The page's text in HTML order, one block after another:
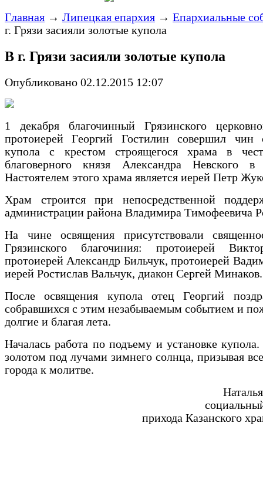
Главная → Липецкая епархия → Епархиальные
г. Грязи засияли золотые купола
В г. Грязи засияли золотые купола
Опубликовано 02.12.2015 12:07
1 декабря благочинный Грязинского
протоиерей Георгий Гостилин совершил чин
купола с крестом строящегося храма в
благоверного князя
Александра Невского
Настоятелем этого храма является иерей Петр
Храм строится при непосредственной
администрации района Владимира Тимофеевича
На чине освящения присутствовали
Грязинского благочиния: протоиерей
протоиерей Александр Бильчук, протоиерей
иерей Ростислав Вальчук, диакон Сергей Минаков.
После освящения купола отец Георгий
собравшихся с этим незабываемым событием и
долгие и благая лета.
Началась работа по подъему и установке
золотом под лучами зимнего солнца, призывая
города к молитве.
прихода Казанского